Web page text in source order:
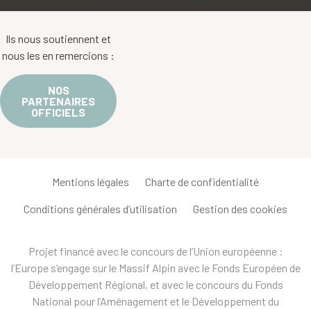
Ils nous soutiennent et
nous les en remercions :
NOS
PARTENAIRES
OFFICIELS
Mentions légales Charte de confidentialité
Conditions générales d’utilisation Gestion des cookies
Projet financé avec le concours de l’Union européenne :
l’Europe s’engage sur le Massif Alpin avec le Fonds Européen de
Développement Régional, et avec le concours du Fonds
National pour l’Aménagement et le Développement du